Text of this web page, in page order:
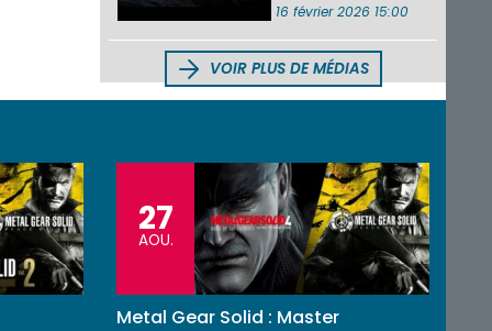
16 février 2026 15:00
VOIR PLUS DE MÉDIAS
27
AOU.
Metal Gear Solid : Master